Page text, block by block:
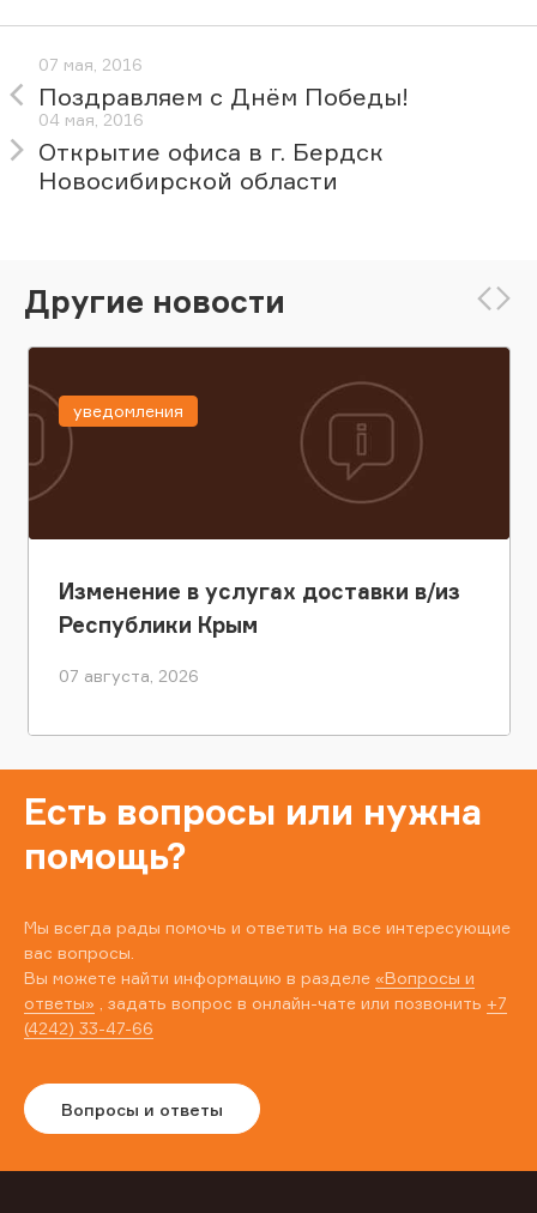
07 мая, 2016
Поздравляем с Днём Победы!
04 мая, 2016
Открытие офиса в г. Бердск
Новосибирской области
Другие новости
Изменение в услугах доставки в/из
Республики Крым
07 августа, 2026
уведомления
Есть вопросы или нужна
помощь?
Мы всегда рады помочь и ответить на все интересующие
вас вопросы.
Вы можете найти информацию в разделе «Вопросы и
ответы» , задать вопрос в онлайн-чате или позвонить +7
(4242) 33-47-66
Вопросы и ответы